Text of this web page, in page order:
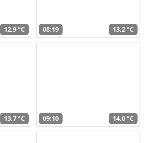
12,9 °C 08:19 13,2 °C
13,7 °C 09:10 14,0 °C